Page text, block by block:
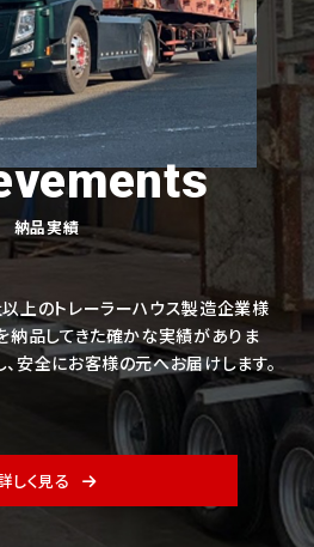
納品実績
上のトレーラーハウス製造企業様
納品してきた確かな実績がありま
安全にお客様の元へお届けします。
しく見る